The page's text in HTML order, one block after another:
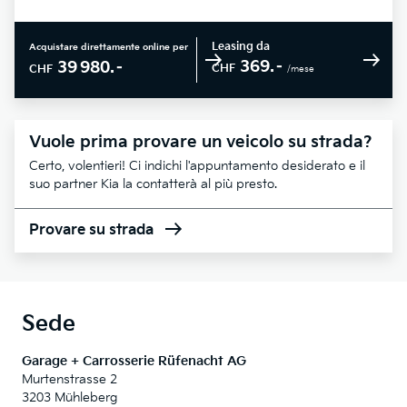
Acquistare direttamente online per
CHF 39 980.–
Leasing da
CHF 369.– /mese
Vuole prima provare un veicolo su strada?
Certo, volentieri! Ci indichi l'appuntamento desiderato e il
suo partner Kia la contatterà al più presto.
Provare su strada
Sede
Garage + Carrosserie Rüfenacht AG
Murtenstrasse 2
3203 Mühleberg